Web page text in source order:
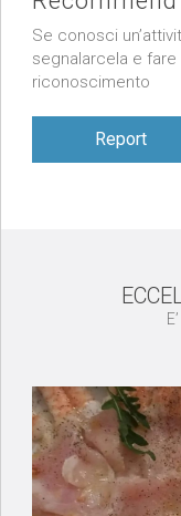
Se conosci
segnalarcela e
riconoscimento
Report